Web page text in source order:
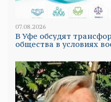
07.08.2026
В Уфе обсудят
общества в условиях